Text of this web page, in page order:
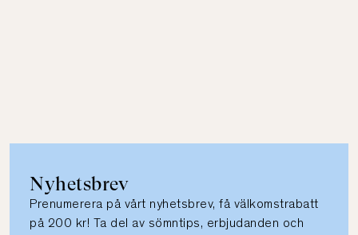
Nyhetsbrev
Prenumerera på vårt nyhetsbrev, få välkomstrabatt
på 200 kr! Ta del av sömntips, erbjudanden och